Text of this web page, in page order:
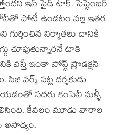
ఇన్ సైడ్ టాక్. సెప్టెంబర్
పోటీ ఉండటం వల్ల ఇతర
గుర్తించిన నిర్మాతలు దానికి
చూపుతున్నారనే టాక్
ఇంకా పోస్ట్ ప్రొడక్షన్
వర్క్ పట్ల దర్శకుడు
చేయడంతో సదరు కంపెనీ మళ్ళీ
కేవలం మూడు వారాల
అసాధ్యం.